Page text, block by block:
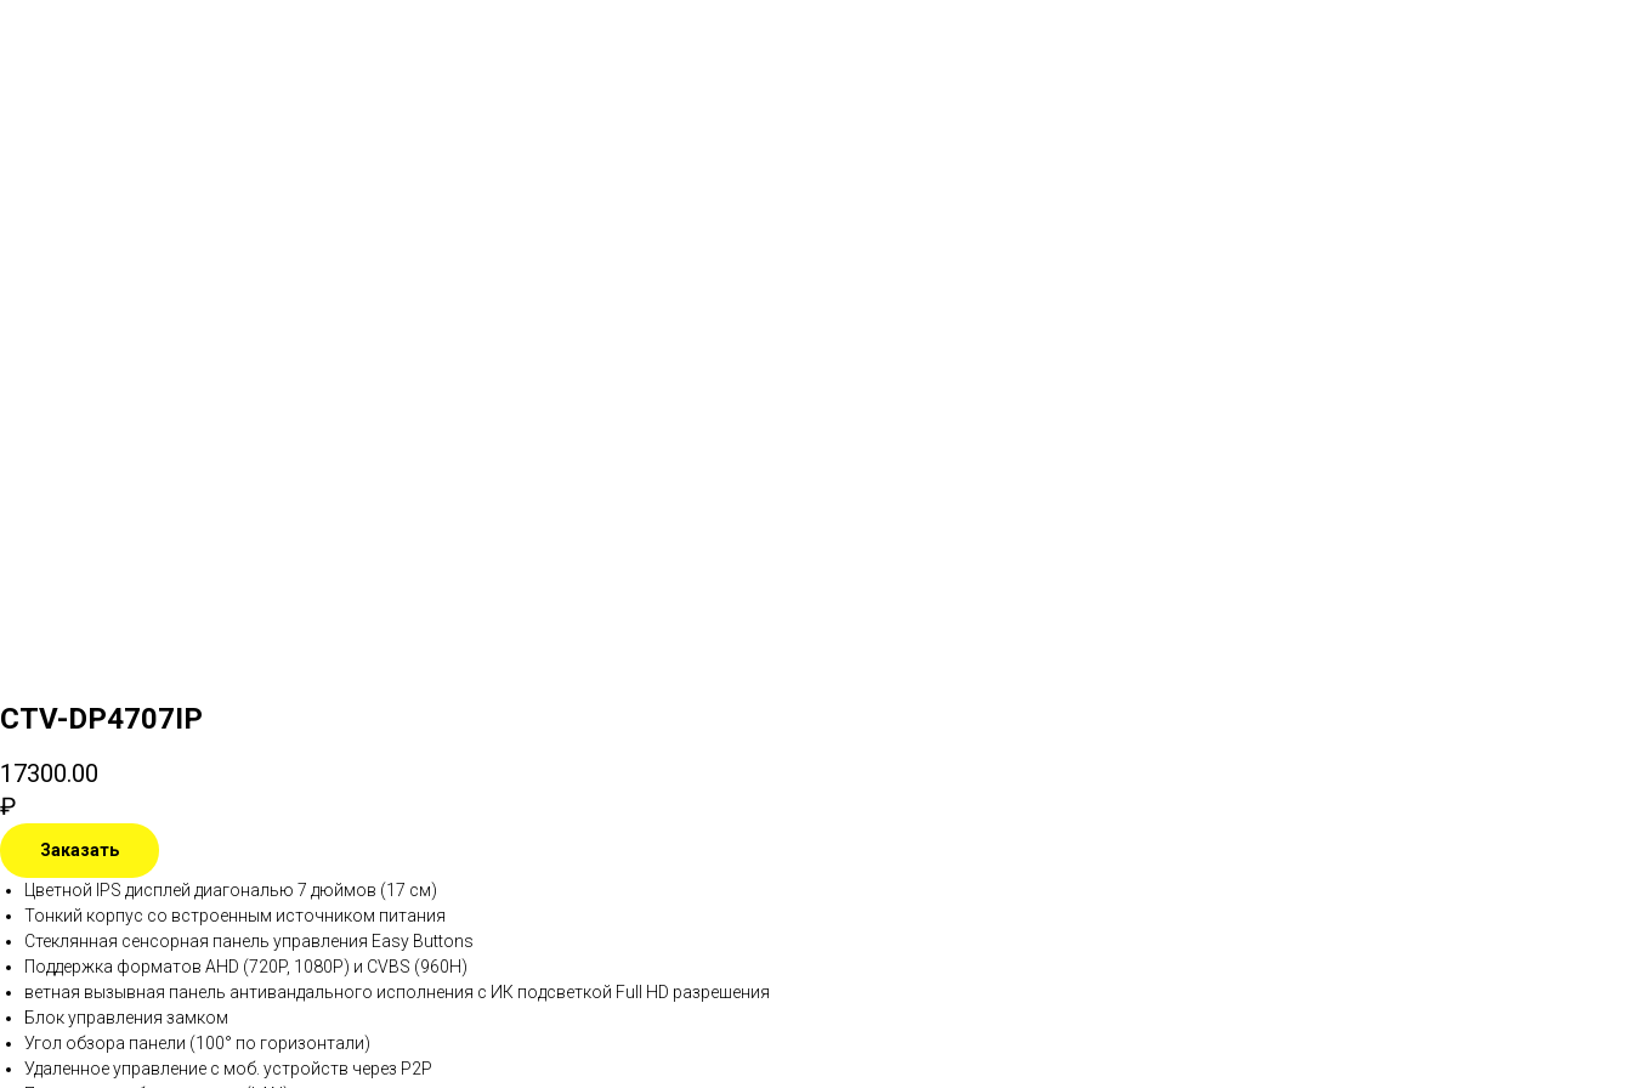
CTV-DP4707IP
17300.00
₽
Заказать
Цветной IPS дисплей диагональю 7 дюймов (17 см)
Тонкий корпус со встроенным источником питания
Стеклянная сенсорная панель управления Easy Buttons
Поддержка форматов AHD (720P, 1080P) и CVBS (960H)
ветная вызывная панель антивандального исполнения с ИК подсветкой Full HD разрешения
Блок управления замком
Угол обзора панели (100° по горизонтали)
Удаленное управление с моб. устройств через P2P